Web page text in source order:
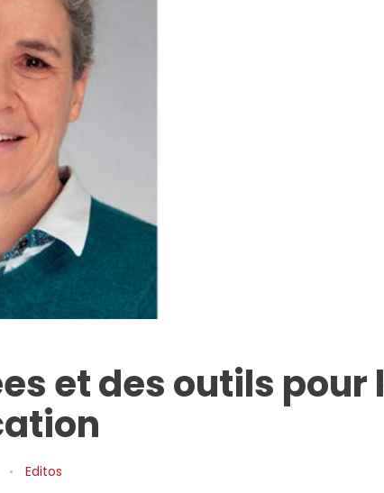
et des outils pour
Editos